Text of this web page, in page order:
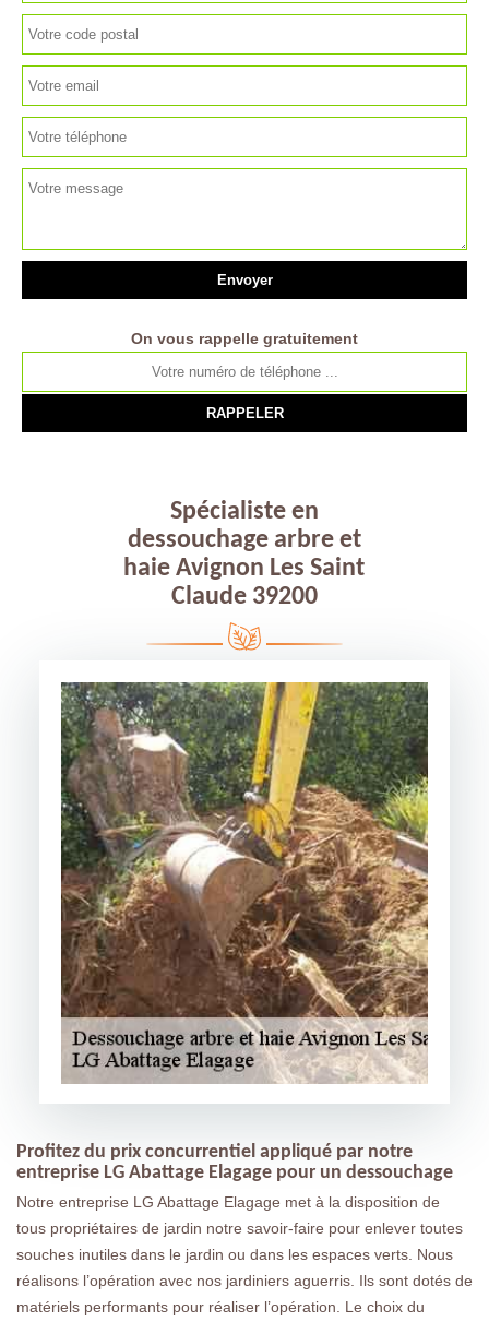
On vous rappelle gratuitement
Spécialiste en
dessouchage arbre et
haie Avignon Les Saint
Claude 39200
Profitez du prix concurrentiel appliqué par notre
entreprise LG Abattage Elagage pour un dessouchage
Notre entreprise LG Abattage Elagage met à la disposition de
tous propriétaires de jardin notre savoir-faire pour enlever toutes
souches inutiles dans le jardin ou dans les espaces verts. Nous
réalisons l’opération avec nos jardiniers aguerris. Ils sont dotés de
matériels performants pour réaliser l’opération. Le choix du